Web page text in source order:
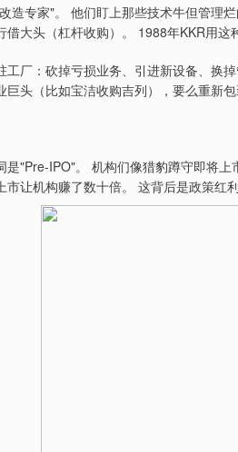
造专家"。 他们盯上那些技术牛但管理
借大头（杠杆收购）。 1988年KKR用
工厂：砍掉亏损业务、引进新设备、换
巨头（比如宝洁收购吉列），要么重新
是"Pre-IPO"。 机构们像猎豹蹲守即将
市让机构赚了数十倍。 这背后是政策